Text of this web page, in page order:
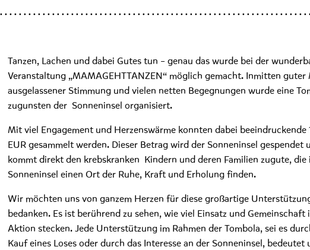
Tanzen, Lachen und dabei Gutes tun – genau das wurde bei der
Veranstaltung „MAMAGEHTTANZEN“ möglich gemacht. Inmitten guter
ausgelassener Stimmung und vielen netten Begegnungen wurde eine
zugunsten der Sonneninsel organisiert.
Mit viel Engagement und Herzenswärme konnten dabei beeindruckende
EUR gesammelt werden. Dieser Betrag wird der Sonneninsel gespendet
kommt direkt den krebskranken Kindern und deren Familien zugute, die
Sonneninsel einen Ort der Ruhe, Kraft und Erholung finden.
Wir möchten uns von ganzem Herzen für diese großartige
bedanken. Es ist berührend zu sehen, wie viel Einsatz und Gemeinschaft
Aktion stecken. Jede Unterstützung im Rahmen der Tombola, sei es
Kauf eines Loses oder durch das Interesse an der Sonneninsel, bedeutet